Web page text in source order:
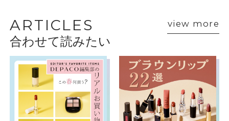
VOICE
ショップスタッフ・ブランド担当者のおすす
めをご紹介
ARTICLES view more
合わせて読みたい